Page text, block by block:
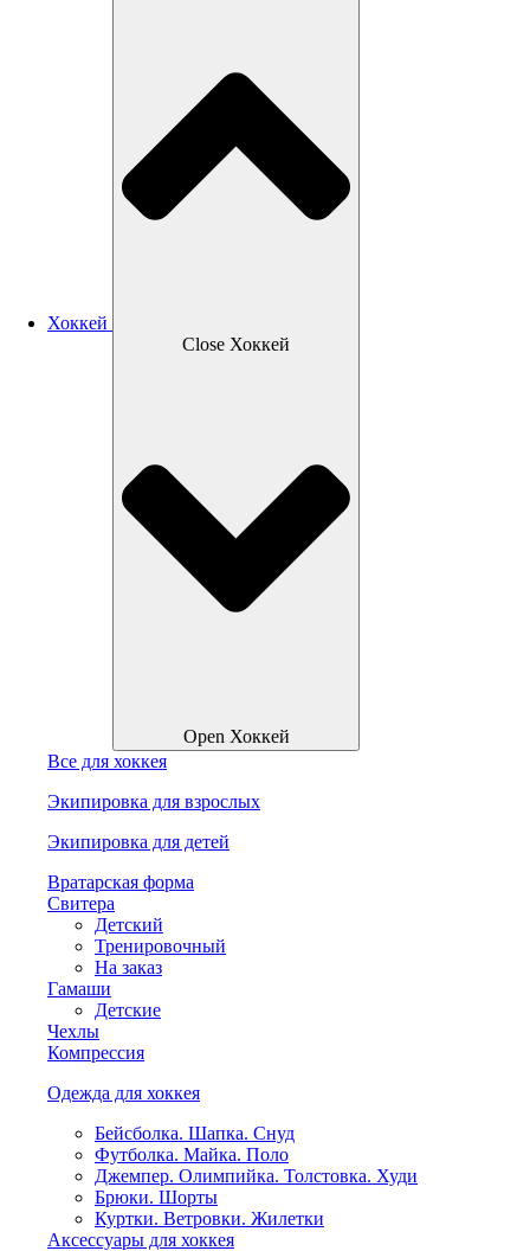
Хоккей
Close Хоккей
Open Хоккей
Все для хоккея
Экипировка для взрослых
Экипировка для детей
Вратарская форма
Свитера
Детский
Тренировочный
На заказ
Гамаши
Детские
Чехлы
Компрессия
Одежда для хоккея
Бейсболка. Шапка. Снуд
Футболка. Майка. Поло
Джемпер. Олимпийка. Толстовка. Худи
Брюки. Шорты
Куртки. Ветровки. Жилетки
Аксессуары для хоккея